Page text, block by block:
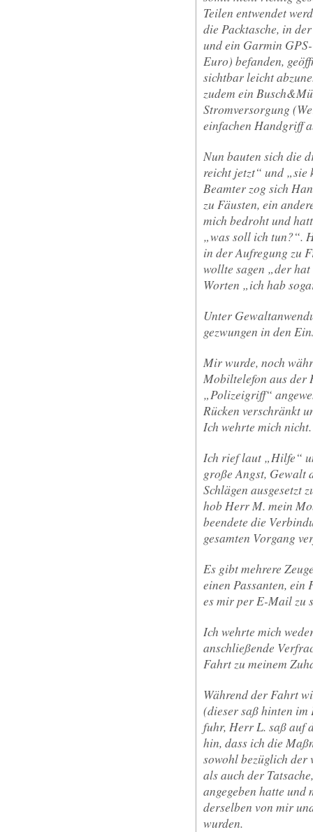
Teilen entwendet
die Packtasche, in
und ein Garmin
Euro) befanden,
sichtbar leicht
zudem ein
Stromversorgung
einfachen Handgriff
Nun bauten sich die
reicht jetzt“ und
Beamter zog sich
zu Fäusten, ein
mich bedroht und
„was soll ich tun?“.
in der Aufregung zu
wollte sagen „der
Worten „ich hab
Unter
gezwungen in den
Mir wurde, noch
Mobiltelefon aus der
„Polizeigriff“
Rücken verschränkt
Ich wehrte mich nicht.
Ich rief laut „Hilfe“
große Angst, Gewalt
Schlägen ausgesetzt
hob Herr M. mein
beendete die
gesamten Vorgang
Es gibt mehrere
einen Passanten, ein
es mir per E-Mail zu
Ich wehrte mich
anschließende
Fahrt zu meinem
Während der Fahrt
(dieser saß hinten
fuhr, Herr L. saß auf
hin, dass ich die
sowohl bezüglich
als auch der
angegeben hatte
derselben von mir
wurden.